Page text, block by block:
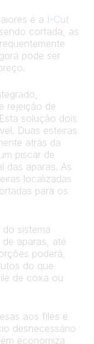
é a I-Cut
cortada, as
pode ser
rejeição de
solução dois
Duas esteiras
atrás da
piscar de
das aparas. As
localizadas
para os
sistema
aparas, até
poderá,
do que
de coxa ou
aos filés é
desnecessário
economiza